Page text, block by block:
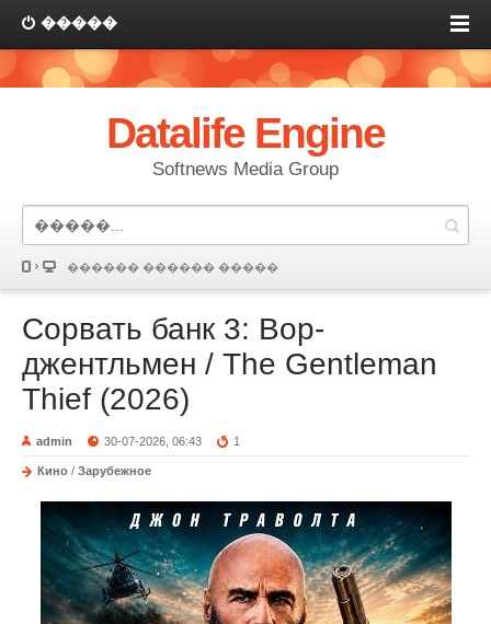
�����
Datalife Engine
Softnews Media Group
������ ������ �����
Сорвать банк 3: Вор-
джентльмен / The Gentleman
Thief (2026)
admin 30-07-2026, 06:43 1
Кино / Зарубежное